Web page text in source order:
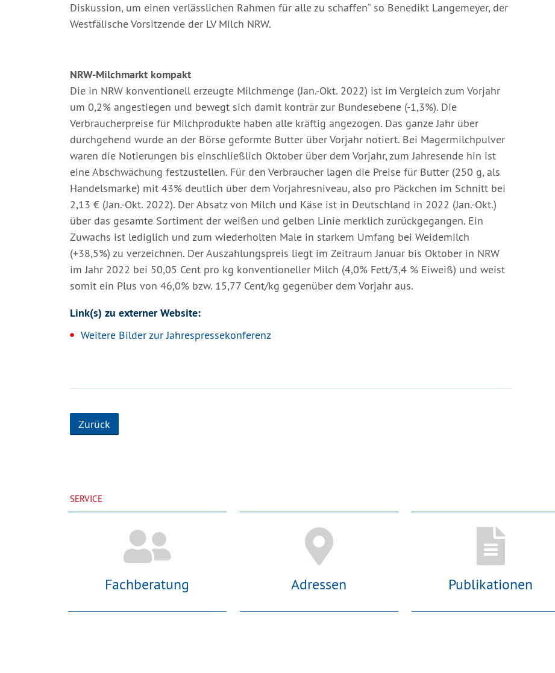
Diskussion, um einen verlässlichen Rahmen für alle zu schaffen“ so Benedikt Langemeyer, der
Westfälische Vorsitzende der LV Milch NRW.
NRW-Milchmarkt kompakt
Die in NRW konventionell erzeugte Milchmenge (Jan.-Okt. 2022) ist im Vergleich zum Vorjahr
um 0,2% angestiegen und bewegt sich damit konträr zur Bundesebene (-1,3%). Die
Verbraucherpreise für Milchprodukte haben alle kräftig angezogen. Das ganze Jahr über
durchgehend wurde an der Börse geformte Butter über Vorjahr notiert. Bei Magermilchpulver
waren die Notierungen bis einschließlich Oktober über dem Vorjahr, zum Jahresende hin ist
eine Abschwächung festzustellen. Für den Verbraucher lagen die Preise für Butter (250 g, als
Handelsmarke) mit 43% deutlich über dem Vorjahresniveau, also pro Päckchen im Schnitt bei
2,13 € (Jan.-Okt. 2022). Der Absatz von Milch und Käse ist in Deutschland in 2022 (Jan.-Okt.)
über das gesamte Sortiment der weißen und gelben Linie merklich zurückgegangen. Ein
Zuwachs ist lediglich und zum wiederholten Male in starkem Umfang bei Weidemilch
(+38,5%) zu verzeichnen. Der Auszahlungspreis liegt im Zeitraum Januar bis Oktober in NRW
im Jahr 2022 bei 50,05 Cent pro kg konventioneller Milch (4,0% Fett/3,4 % Eiweiß) und weist
somit ein Plus von 46,0% bzw. 15,77 Cent/kg gegenüber dem Vorjahr aus.
Link(s) zu externer Website:
Weitere Bilder zur Jahrespressekonferenz
Zurück
SERVICE
Fachberatung Adressen Publikationen